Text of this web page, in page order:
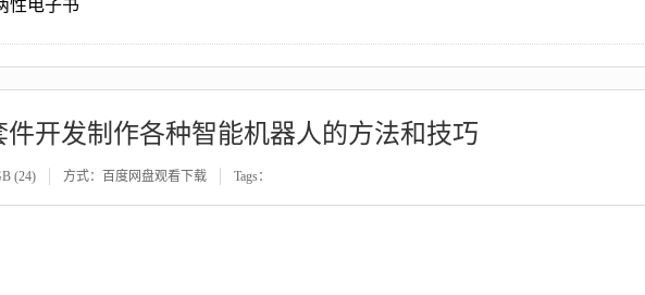
性电子书
开发制作各种智能机器人的方法和技巧
(24) 方式：百度网盘观看下载 Tags：